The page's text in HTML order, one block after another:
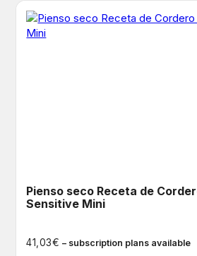
Pienso seco Receta de
Sensitive Mini
41,03€ – subscription plans available